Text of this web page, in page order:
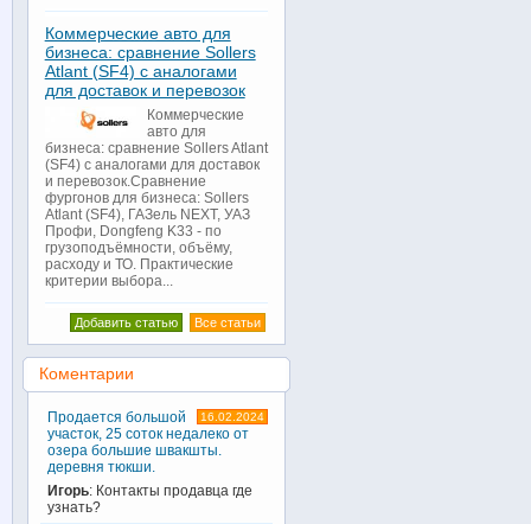
Коммерческие авто для
бизнеса: сравнение Sollers
Atlant (SF4) с аналогами
для доставок и перевозок
Коммерческие
авто для
бизнеса: сравнение Sollers Atlant
(SF4) с аналогами для доставок
и перевозок.Сравнение
фургонов для бизнеса: Sollers
Atlant (SF4), ГАЗель NEXT, УАЗ
Профи, Dongfeng K33 - по
грузоподъёмности, объёму,
расходу и ТО. Практические
критерии выбора...
Все статьи
Добавить статью
Коментарии
16.02.2024
Продается большой
участок, 25 соток недалеко от
озера большие швакшты.
деревня тюкши.
Игорь: Контакты продавца где
узнать?